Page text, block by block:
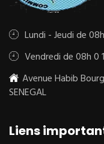
Lundi - Jeudi de
Vendredi de 08h 0
Avenue Habib
SENEGAL
Liens